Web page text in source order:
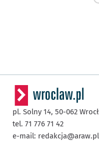
pl. Solny 14, 50-062
tel. 71 776 71 42
e-mail: redakcja@araw.pl